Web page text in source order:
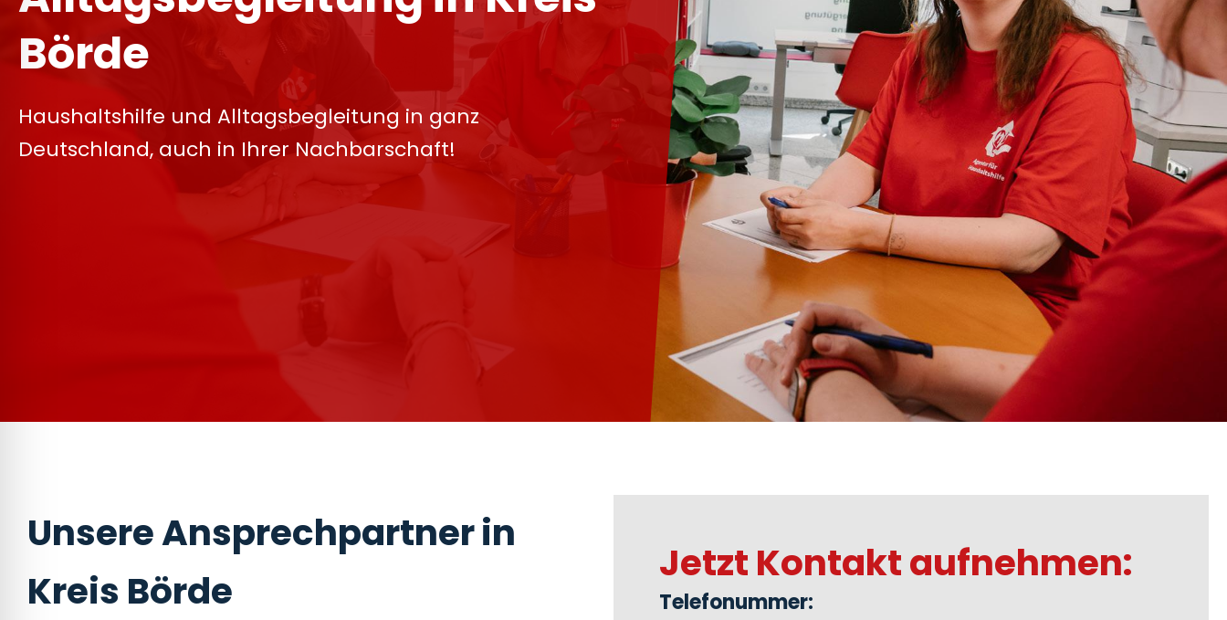
Börde
Haushaltshilfe und Alltagsbegleitung in ganz
Deutschland, auch in Ihrer Nachbarschaft!
Unsere Ansprechpartner in
Kreis Börde
Jetzt Kontakt aufnehmen:
Telefonummer: